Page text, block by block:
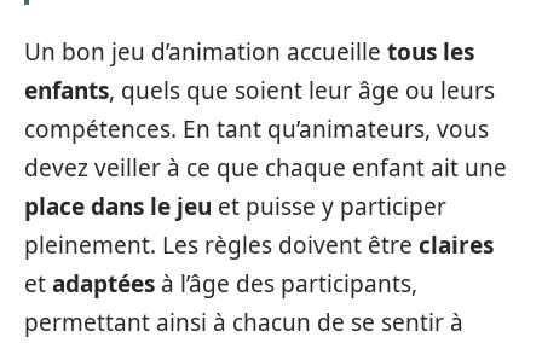
Un bon jeu d’animation accueille tous les
enfants, quels que soient leur âge ou leurs
compétences. En tant qu’animateurs, vous
devez veiller à ce que chaque enfant ait une
place dans le jeu et puisse y participer
pleinement. Les règles doivent être claires
etadaptées à l’âge des participants,
permettant ainsi à chacun de se sentir à